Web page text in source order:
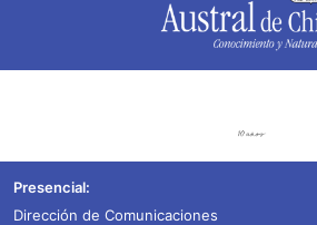
Presencial:
Dirección de Comunicaciones